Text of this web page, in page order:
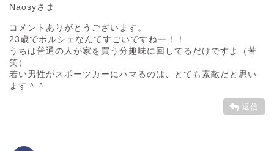
Naosyさま
コメントありがとうございます。
23歳でポルシェなんてすごいですねー！！
うちは普通の人が家を買う分趣味に回してるだけですよ（苦
笑）
若い男性がスポーツカーにハマるのは、とても素敵だと思い
ます＾＾
返信